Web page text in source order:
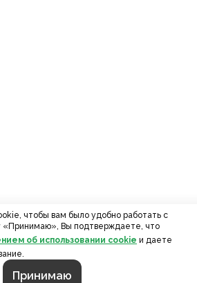
чтобы вам было удобно работать с
«Принимаю», Вы подтверждаете, что
об использовании cookie и даете
Принимаю